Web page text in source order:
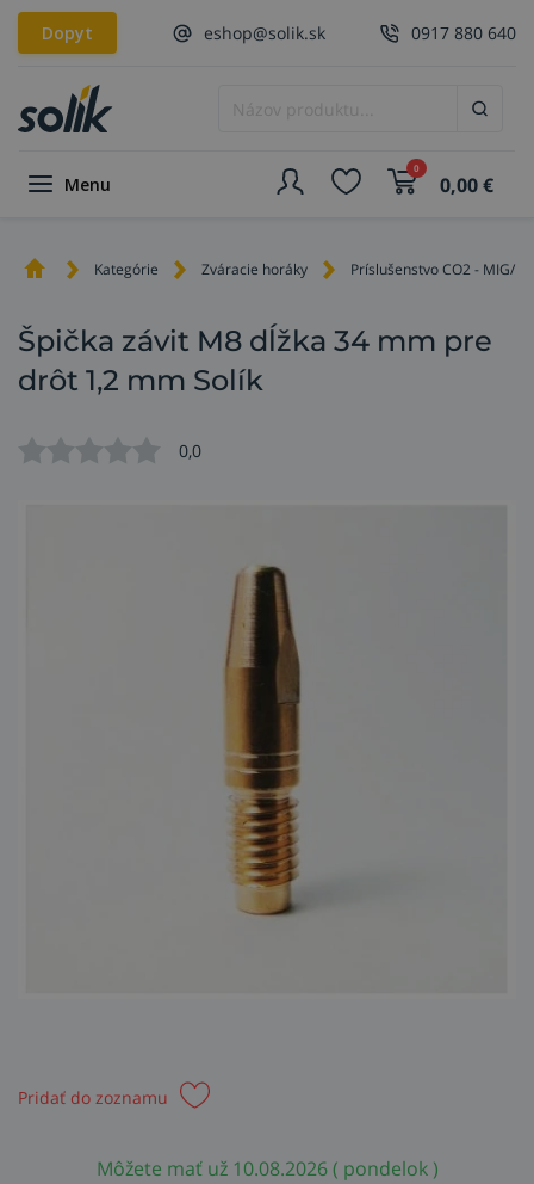
Dopyt eshop@solik.sk 0917 880 640
Menu
0
0,00€
Kategórie Zváracie horáky Príslušenstvo CO2 - MIG/
Špička závit M8 dĺžka 34 mm pre
drôt 1,2 mm Solík
0,0
Pridať do zoznamu
Môžete mať už 10.08.2026 ( pondelok )